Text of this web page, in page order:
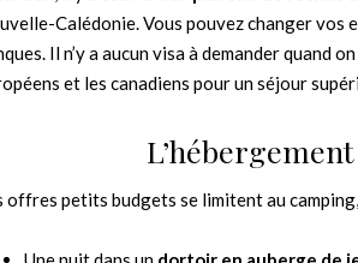
Calédonie. Vous pouvez changer vos
Il n’y a aucun visa à demander
et les canadiens pour un séjour
offres petits budgets se limitent au